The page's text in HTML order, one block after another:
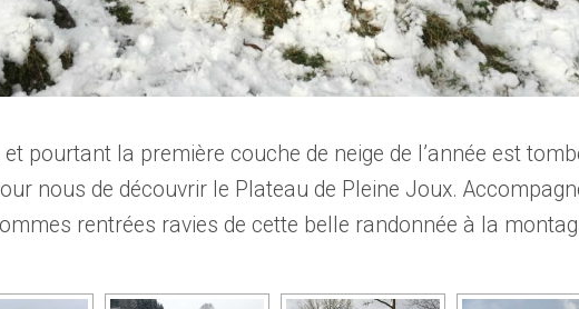
pourtant la première couche de neige de l’année est
nous de découvrir le Plateau de Pleine Joux.
rentrées ravies de cette belle randonnée à la